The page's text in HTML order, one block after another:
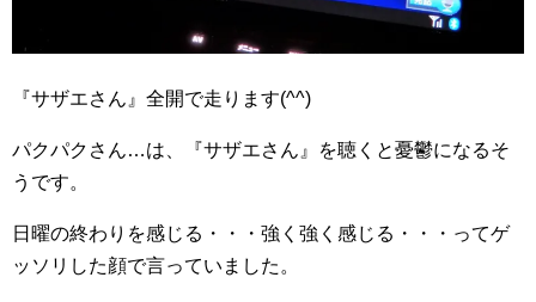
『サザエさん』全開で走ります(^^)
パクパクさん…は、『サザエさん』を聴くと憂鬱になるそ
うです。
日曜の終わりを感じる・・・強く強く感じる・・・ってゲ
ッソリした顔で言っていました。